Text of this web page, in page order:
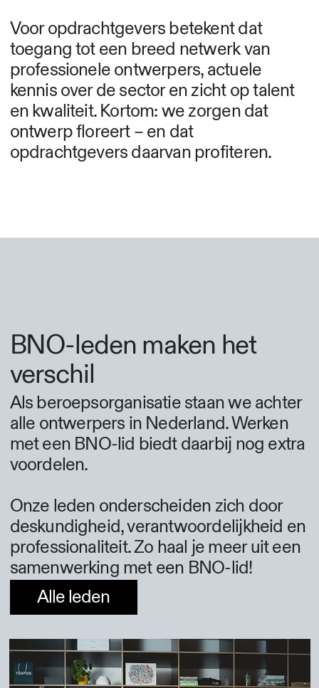
Voor opdrachtgevers betekent dat
toegang tot een breed netwerk van
professionele ontwerpers, actuele
kennis over de sector en zicht op talent
en kwaliteit. Kortom: we zorgen dat
ontwerp floreert – en dat
opdrachtgevers daarvan profiteren.
BNO-leden maken het
verschil
Als beroepsorganisatie staan we achter
alle ontwerpers in Nederland. Werken
met een BNO-lid biedt daarbij nog extra
voordelen.
Onze leden onderscheiden zich door
deskundigheid, verantwoordelijkheid en
professionaliteit. Zo haal je meer uit een
samenwerking met een BNO-lid!
Alle leden